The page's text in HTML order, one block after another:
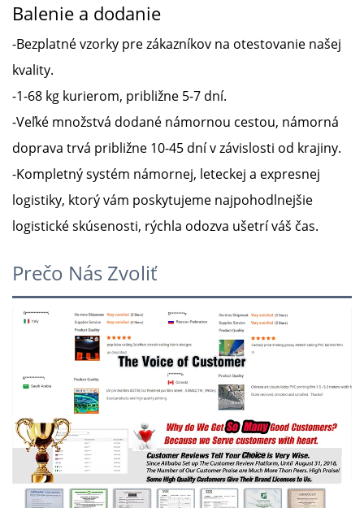
Balenie a dodanie
-Bezplatné vzorky pre zákazníkov na otestovanie našej
kvality.
-1-68 kg kurierom, približne 5-7 dní.
-Veľké množstvá dodané námornou cestou, námorná
doprava trvá približne 10-45 dní v závislosti od krajiny.
-Kompletný systém námornej, leteckej a expresnej
logistiky, ktorý vám poskytujeme najpohodlnejšie
logistické skúsenosti, rýchla odozva ušetrí váš čas.
Prečo Nás Zvoliť